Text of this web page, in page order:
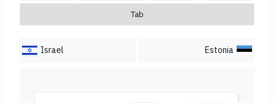
Tab
Israel Estonia